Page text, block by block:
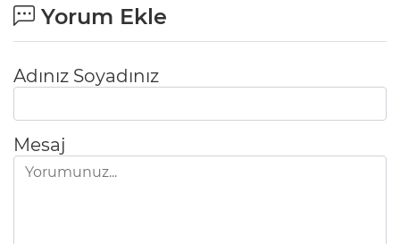
Yorum Ekle
Adınız Soyadınız
Mesaj